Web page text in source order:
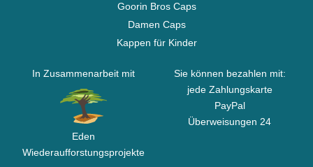
Goorin Bros Caps
Damen Caps
Kappen für Kinder
In Zusammenarbeit mit
Eden
Wiederaufforstungsprojekte
Sie können bezahlen mit:
jede Zahlungskarte
PayPal
Überweisungen 24